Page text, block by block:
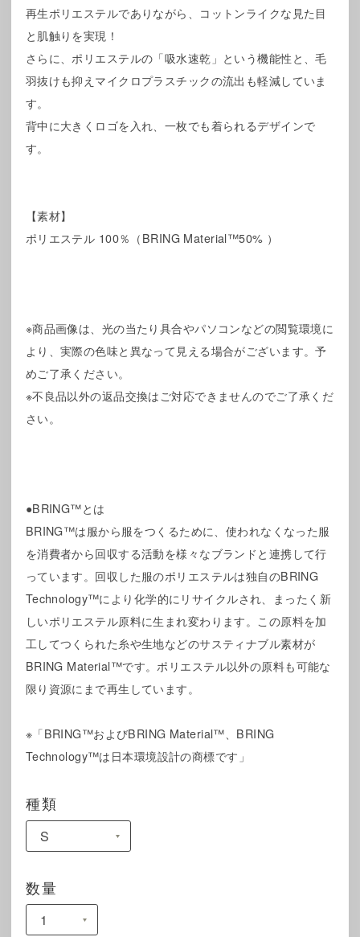
再生ポリエステルでありながら、コットンライクな見た目
と肌触りを実現！
さらに、ポリエステルの「吸水速乾」という機能性と、毛
羽抜けも抑えマイクロプラスチックの流出も軽減していま
す。
背中に大きくロゴを入れ、一枚でも着られるデザインで
す。
【素材】
ポリエステル 100％（BRING Material™50% ）
※商品画像は、光の当たり具合やパソコンなどの閲覧環境に
より、実際の色味と異なって見える場合がございます。予
めご了承ください。
※不良品以外の返品交換はご対応できませんのでご了承くだ
さい。
●BRING™とは
BRING™は服から服をつくるために、使われなくなった服
を消費者から回収する活動を様々なブランドと連携して行
っています。回収した服のポリエステルは独自のBRING
Technology™により化学的にリサイクルされ、まったく新
しいポリエステル原料に生まれ変わります。この原料を加
工してつくられた糸や生地などのサスティナブル素材が
BRING Material™です。ポリエステル以外の原料も可能な
限り資源にまで再生しています。
※「BRING™およびBRING Material™、BRING
Technology™は日本環境設計の商標です」
種類
数量